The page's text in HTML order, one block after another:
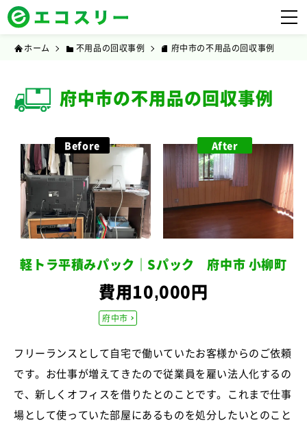
ホーム 不用品の回収事例 府中市の不用品の回収事例
府中市の不用品の回収事例
Before After
軽トラ平積みパック｜Sパック 府中市 小柳町
費用10,000円
府中市
フリーランスとして自宅で働いていたお客様からのご依頼
です。お仕事が増えてきたので従業員を雇い法人化するの
で、新しくオフィスを借りたとのことです。これまで仕事
場として使っていた部屋にあるものを処分したいとのこと